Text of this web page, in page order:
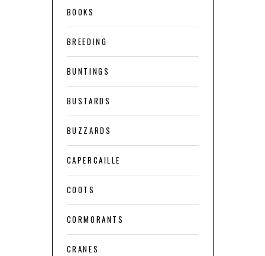
BOOKS
BREEDING
BUNTINGS
BUSTARDS
BUZZARDS
CAPERCAILLE
COOTS
CORMORANTS
CRANES